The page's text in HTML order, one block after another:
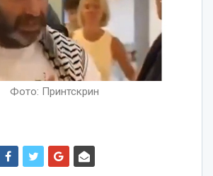
Фото: Принтскрин